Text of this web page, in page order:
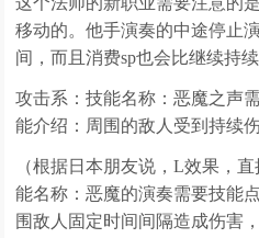
移动的。他手演奏的中途停止
间，而且消费sp也会比继续持续
攻击系：技能名称：恶魔之声
能介绍：周围的敌人受到持续
（根据日本朋友说，L效果，
能名称：恶魔的演奏需要技能
围敌人固定时间间隔造成伤害